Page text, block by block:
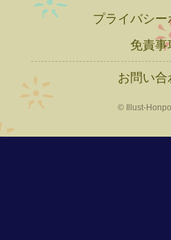
プライバシー
免責事
お問い合
© Illust-